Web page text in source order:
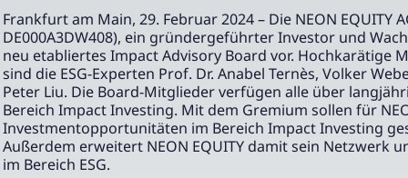
Frankfurt am Main, 29. Februar 2024 – Die NEON EQUITY
DE000A3DW408), ein gründergeführter Investor und
neu etabliertes Impact Advisory Board vor. Hochkarätige
sind die ESG-Experten Prof. Dr. Anabel Ternès, Volker
Peter Liu. Die Board-Mitglieder verfügen alle über
Bereich Impact Investing. Mit dem Gremium sollen für
Investmentopportunitäten im Bereich Impact Investing
Außerdem erweitert NEON EQUITY damit sein Netzwerk
im Bereich ESG.